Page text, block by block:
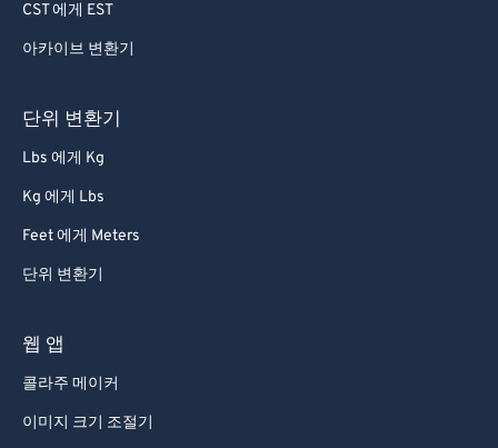
CST 에게 EST
아카이브 변환기
단위 변환기
Lbs 에게 Kg
Kg 에게 Lbs
Feet 에게 Meters
단위 변환기
웹 앱
콜라주 메이커
이미지 크기 조절기